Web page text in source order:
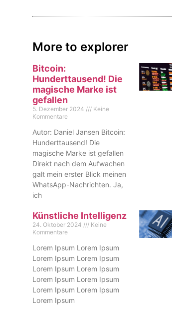
More to explorer
Bitcoin:
Hunderttausend! Die
magische Marke ist
gefallen
5. Dezember 2024
Keine
Kommentare
Autor: Daniel Jansen Bitcoin:
Hunderttausend! Die
magische Marke ist gefallen
Direkt nach dem Aufwachen
galt mein erster Blick meinen
WhatsApp-Nachrichten. Ja,
ich
Künstliche Intelligenz
24. Oktober 2024
Keine
Kommentare
Lorem Ipsum Lorem Ipsum
Lorem Ipsum Lorem Ipsum
Lorem Ipsum Lorem Ipsum
Lorem Ipsum Lorem Ipsum
Lorem Ipsum Lorem Ipsum
Lorem Ipsum